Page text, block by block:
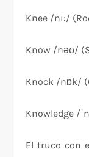
Knee /nı:/
Know /nəʊ/
Knock /nɒk/
Knowledge /
El truco con